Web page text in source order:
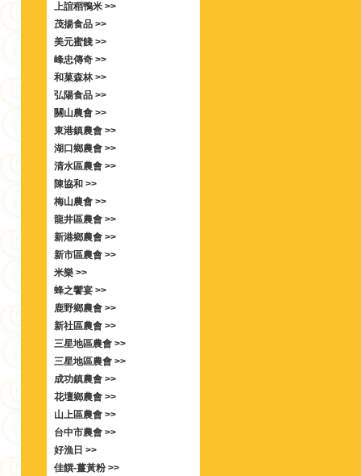
上誼稻鴨米 >>
茂揚食品 >>
美元蜜餞 >>
峰忠傳奇 >>
和菓森林 >>
弘陽食品 >>
關山農會 >>
東港鎮農會 >>
湖口鄉農會 >>
清水區農會 >>
陳協和 >>
梅山農會 >>
龍井區農會 >>
新港鄉農會 >>
新市區農會 >>
米樂 >>
蜂之饗宴 >>
鹿野鄉農會 >>
新社區農會 >>
三星地區農會 >>
三星地區農會 >>
成功鎮農會 >>
花壇鄉農會 >>
山上區農會 >>
台中市農會 >>
好漁日 >>
佳饌-薑黃粉 >>